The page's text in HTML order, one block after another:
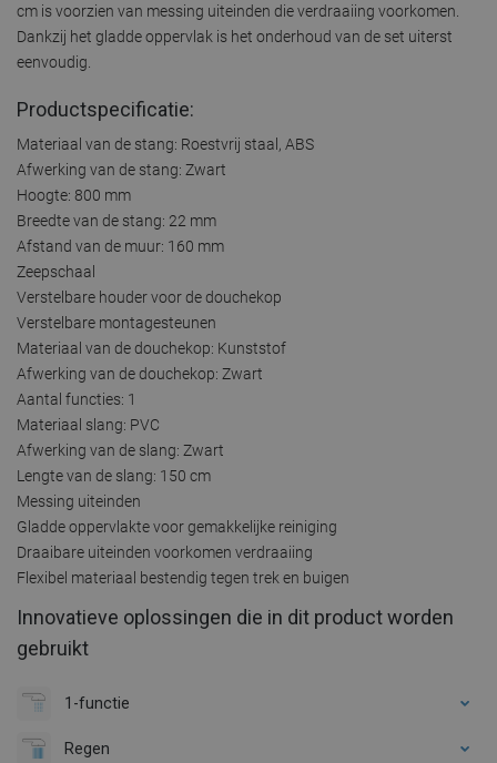
cm is voorzien van messing uiteinden die verdraaiing voorkomen.
Dankzij het gladde oppervlak is het onderhoud van de set uiterst
eenvoudig.
Productspecificatie:
Materiaal van de stang: Roestvrij staal, ABS
Afwerking van de stang: Zwart
Hoogte: 800 mm
Breedte van de stang: 22 mm
Afstand van de muur: 160 mm
Zeepschaal
Verstelbare houder voor de douchekop
Verstelbare montagesteunen
Materiaal van de douchekop: Kunststof
Afwerking van de douchekop: Zwart
Aantal functies: 1
Materiaal slang: PVC
Afwerking van de slang: Zwart
Lengte van de slang: 150 cm
Messing uiteinden
Gladde oppervlakte voor gemakkelijke reiniging
Draaibare uiteinden voorkomen verdraaiing
Flexibel materiaal bestendig tegen trek en buigen
Innovatieve oplossingen die in dit product worden
gebruikt
1-functie
Regen